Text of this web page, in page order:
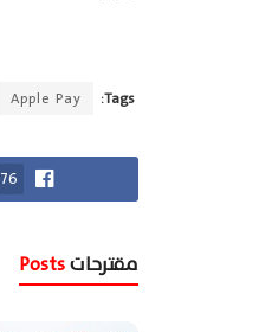
Tags:
Apple Pay
76
مقترحات